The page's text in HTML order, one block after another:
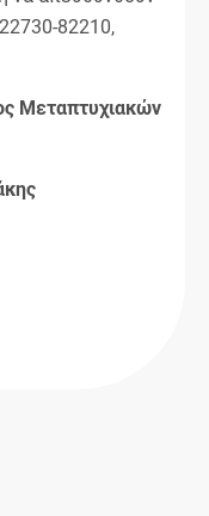
82210,
Μεταπτυχιακών